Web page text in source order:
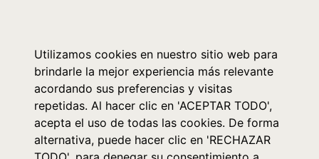
Utilizamos cookies en nuestro sitio web para
brindarle la mejor experiencia más relevante
acordando sus preferencias y visitas
repetidas. Al hacer clic en 'ACEPTAR TODO',
acepta el uso de todas las cookies. De forma
alternativa, puede hacer clic en 'RECHAZAR